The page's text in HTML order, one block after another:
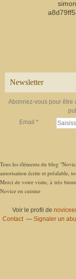
Newsletter
Abonnez-vous pour être
Email
Tous les éléments du blog
autorisation écrite et préalable,
Merci de votre visite, à très
Novice en cuisine
Voir le profil de
Contact
Signaler un